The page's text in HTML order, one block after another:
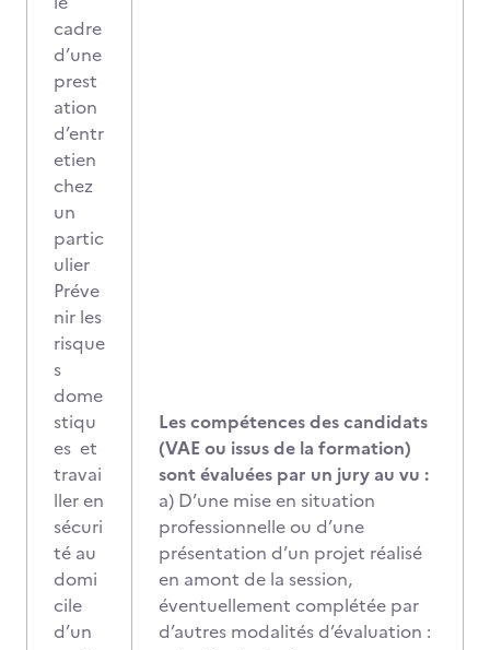
cadre
d’une
prest
ation
d’entr
etien
chez
un
partic
ulier
Préve
nir les
risque
s
dome
stiqu
es et
travai
ller en
sécuri
té au
domi
cile
d’un
Les compétences des candidats
(VAE ou issus de la formation)
sont évaluées par un jury au vu :
a) D’une mise en situation
professionnelle ou d’une
présentation d’un projet réalisé
en amont de la session,
éventuellement complétée par
d’autres modalités d’évaluation :